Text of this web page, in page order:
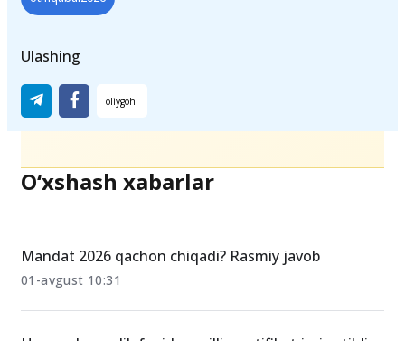
Ulashing
O‘xshash xabarlar
Mandat 2026 qachon chiqadi? Rasmiy javob
01-avgust 10:31